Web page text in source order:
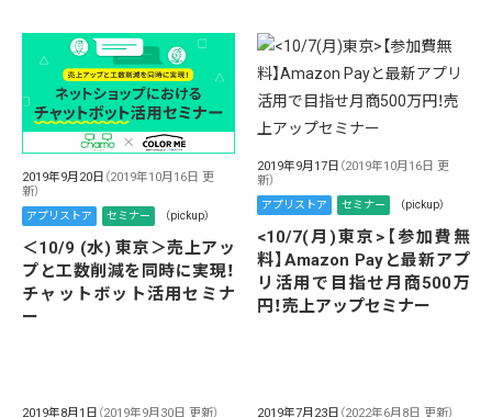
2019年9月20日 （2019年10月16日 更
新）
アプリストア セミナー （pickup）
＜10/9 (水) 東京＞売上アッ
プと工数削減を同時に実現！
チャットボット活用セミナ
ー
2019年9月17日 （2019年10月16日 更
新）
アプリストア セミナー （pickup）
<10/7(月)東京>【参加費無
料】Amazon Payと最新アプ
リ活用で目指せ月商500万
円！売上アップセミナー
2019年8月1日 （2019年9月30日 更新） 2019年7月23日 （2022年6月8日 更新）